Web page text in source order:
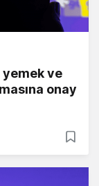
yemek ve
onay